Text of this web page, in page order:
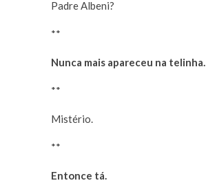
Padre Albeni?
**
Nunca mais apareceu na telinha.
**
Mistério.
**
Entonce tá.